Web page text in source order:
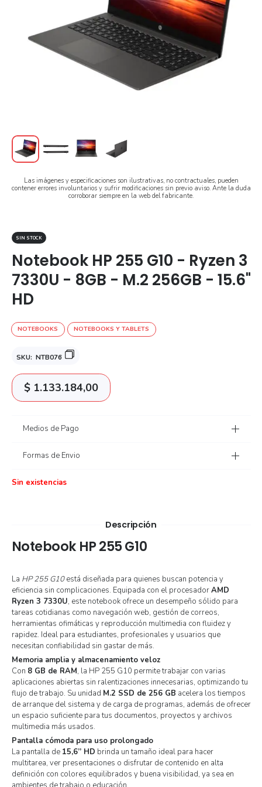
Las imágenes y especificaciones son ilustrativas, no contractuales, pueden
contener errores involuntarios y sufrir modificaciones sin previo aviso. Ante la duda
corroborar siempre en la web del fabricante.
SIN STOCK
Notebook HP 255 G10 - Ryzen 3
7330U - 8GB - M.2 256GB - 15.6"
HD
NOTEBOOKS NOTEBOOKS Y TABLETS
SKU: NTB076
$1.133.184,00
Medios de Pago
Formas de Envio
Sin existencias
Descripción
Notebook HP 255 G10
La HP 255 G10está diseñada para quienes buscan potencia y
eficiencia sin complicaciones. Equipada con el procesadorAMD
Ryzen 3 7330U, este notebook ofrece un desempeño sólido para
tareas cotidianas como navegación web, gestión de correos,
herramientas ofimáticas y reproducción multimedia con fluidez y
rapidez. Ideal para estudiantes, profesionales y usuarios que
necesitan confiabilidad sin gastar de más.
Memoria amplia y almacenamiento veloz
Con 8 GB de RAM, la HP 255 G10 permite trabajar con varias
aplicaciones abiertas sin ralentizaciones innecesarias, optimizando tu
flujo de trabajo. Su unidad M.2 SSD de 256 GB acelera los tiempos
de arranque del sistema y de carga de programas, además de ofrecer
un espacio suficiente para tus documentos, proyectos y archivos
multimedia más usados.
Pantalla cómoda para uso prolongado
La pantalla de 15,6” HD brinda un tamaño ideal para hacer
multitarea, ver presentaciones o disfrutar de contenido en alta
definición con colores equilibrados y buena visibilidad, ya sea en